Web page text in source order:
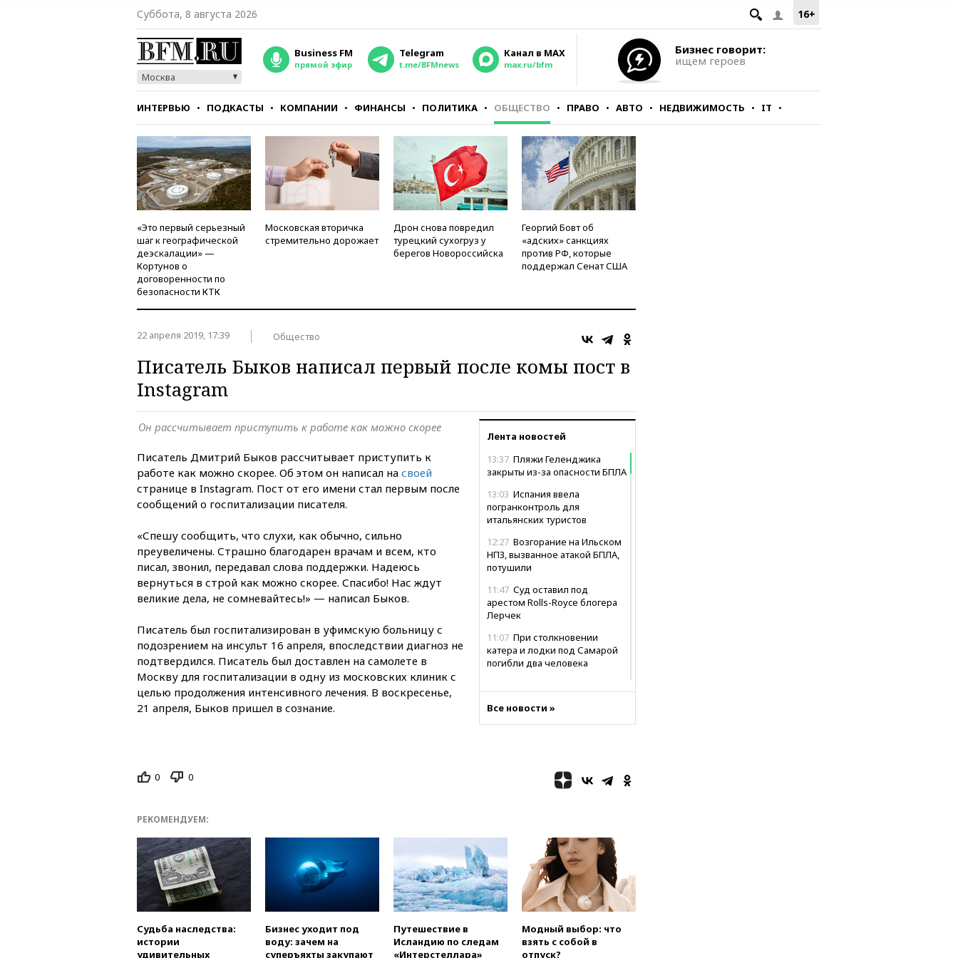
16+
Суббота, 8 августа 2026
Москва
Business FM
прямой эфир
Telegram
t.me/BFMnews
Канал в MAX
max.ru/bfm
Бизнес говорит:
ищем героев
ИНТЕРВЬЮ ПОДКАСТЫ КОМПАНИИ ФИНАНСЫ ПОЛИТИКА ОБЩЕСТВО ПРАВО АВТО НЕДВИЖИМОСТЬ IT
СТИЛЬ ТЕСТЫ
«Это первый серьезный
шаг к географической
деэскалации» —
Кортунов о
договоренности по
безопасности КТК
Московская вторичка
стремительно дорожает
Дрон снова повредил
турецкий сухогруз у
берегов Новороссийска
Георгий Бовт об
«адских» санкциях
против РФ, которые
поддержал Сенат США
22 апреля 2019, 17:39 Общество
Писатель Быков написал первый после комы пост в
Instagram
Лента новостей
13:37 Пляжи Геленджика
закрыты из-за опасности БПЛА
13:03 Испания ввела
погранконтроль для
итальянских туристов
12:27 Возгорание на Ильском
НПЗ, вызванное атакой БПЛА,
потушили
11:47 Суд оставил под
арестом Rolls-Royce блогера
Лерчек
11:07 При столкновении
катера и лодки под Самарой
погибли два человека
загорелся после падения
обломков дрона
подлете к Москве
08:42
Силы ПВО сбили почти
400 БПЛА над российскими
регионами
08:16
Лукашенко призвал
белорусов покупать избы в
Все новости »
Он рассчитывает приступить к работе как можно скорее
Писатель Дмитрий Быков рассчитывает приступить к
работе как можно скорее. Об этом он написал на своей
странице в Instagram. Пост от его имени стал первым после
сообщений о госпитализации писателя.
«Спешу сообщить, что слухи, как обычно, сильно
преувеличены. Страшно благодарен врачам и всем, кто
писал, звонил, передавал слова поддержки. Надеюсь
вернуться в строй как можно скорее. Спасибо! Нас ждут
великие дела, не сомневайтесь!» — написал Быков.
Писатель был госпитализирован в уфимскую больницу с
подозрением на инсульт 16 апреля, впоследствии диагноз не
подтвердился. Писатель был доставлен на самолете в
Москву для госпитализации в одну из московских клиник с
целью продолжения интенсивного лечения. В воскресенье,
21 апреля, Быков пришел в сознание.
0 0
РЕКОМЕНДУЕМ:
Судьба наследства:
истории
удивительных
Бизнес уходит под
воду: зачем на
суперъяхты закупают
Путешествие в
Исландию по следам
«Интерстеллара»
Модный выбор: что
взять с собой в
отпуск?